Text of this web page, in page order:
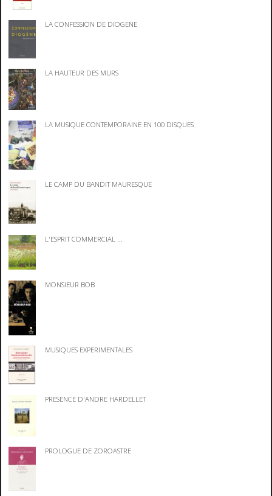
LA CONFESSION DE DIOGENE
LA HAUTEUR DES MURS
LA MUSIQUE CONTEMPORAINE EN 100 DISQUES
LE CAMP DU BANDIT MAURESQUE
L'ESPRIT COMMERCIAL ...
MONSIEUR BOB
MUSIQUES EXPERIMENTALES
PRESENCE D'ANDRE HARDELLET
PROLOGUE DE ZOROASTRE